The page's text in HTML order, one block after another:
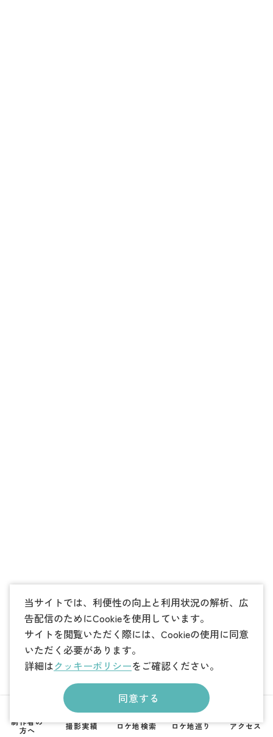
当サイトでは、利便性の向上と利用状況の解析、広
告配信のためにCookieを使用しています。
サイトを閲覧いただく際には、Cookieの使用に同意
いただく必要があります。
詳細はクッキーポリシーをご確認ください。
同意する